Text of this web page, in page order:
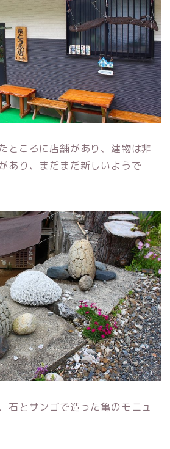
ところに店舗があり、建物は非
あり、まだまだ新しいようで
石とサンゴで造った亀のモニュ